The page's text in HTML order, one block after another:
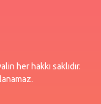
her hakkı saklıdır.